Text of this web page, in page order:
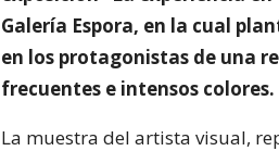
Galería Espora, en la cual
en los protagonistas de una
frecuentes e intensos colores.
La muestra del artista visual,